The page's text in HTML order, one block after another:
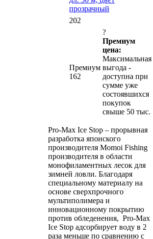
прозрачный
202
Премиум
162
?
Премиум
цена:
Максимальная
выгода -
доступна при
сумме уже
состоявшихся
покупок
свыше 50 тыс.
Pro-Max Ice Stop – прорывная
разработка японского
производителя Momoi Fishing
производителя в области
монофиламентных лесок для
зимней ловли. Благодаря
специальному материалу на
основе сверхпрочного
мультиполимера и
инновационному покрытию
против обледенения, Pro-Max
Ice Stop адсорбирует воду в 2
раза меньше по сравнению с